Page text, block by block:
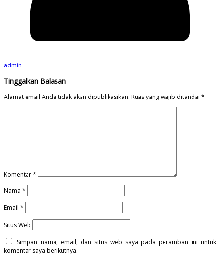
admin
Tinggalkan Balasan
Alamat email Anda tidak akan dipublikasikan. Ruas yang wajib ditandai *
Komentar*
Nama *
Email *
Situs Web
Simpan nama, email, dan situs web saya pada peramban ini untuk
komentar saya berikutnya.